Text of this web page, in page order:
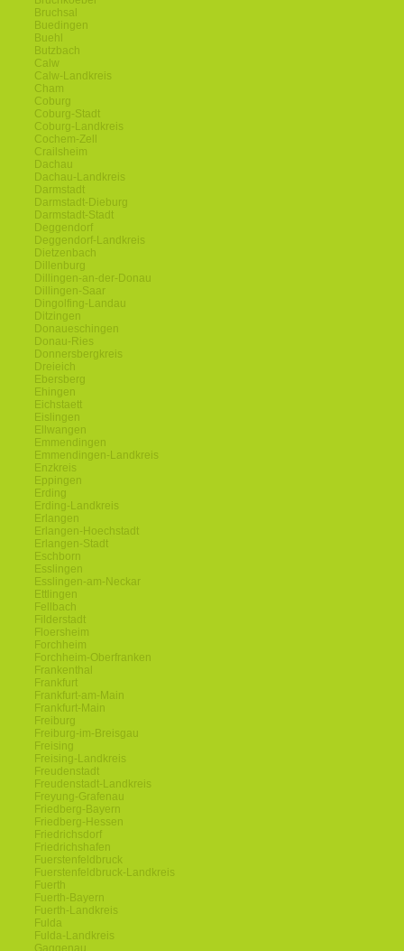
Bruchsal
Buedingen
Buehl
Butzbach
Calw
Calw-Landkreis
Cham
Coburg
Coburg-Stadt
Coburg-Landkreis
Cochem-Zell
Crailsheim
Dachau
Dachau-Landkreis
Darmstadt
Darmstadt-Dieburg
Darmstadt-Stadt
Deggendorf
Deggendorf-Landkreis
Dietzenbach
Dillenburg
Dillingen-an-der-Donau
Dillingen-Saar
Dingolfing-Landau
Ditzingen
Donaueschingen
Donau-Ries
Donnersbergkreis
Dreieich
Ebersberg
Ehingen
Eichstaett
Eislingen
Ellwangen
Emmendingen
Emmendingen-Landkreis
Enzkreis
Eppingen
Erding
Erding-Landkreis
Erlangen
Erlangen-Hoechstadt
Erlangen-Stadt
Eschborn
Esslingen
Esslingen-am-Neckar
Ettlingen
Fellbach
Filderstadt
Floersheim
Forchheim
Forchheim-Oberfranken
Frankenthal
Frankfurt
Frankfurt-am-Main
Frankfurt-Main
Freiburg
Freiburg-im-Breisgau
Freising
Freising-Landkreis
Freudenstadt
Freudenstadt-Landkreis
Freyung-Grafenau
Friedberg-Bayern
Friedberg-Hessen
Friedrichsdorf
Friedrichshafen
Fuerstenfeldbruck
Fuerstenfeldbruck-Landkreis
Fuerth
Fuerth-Bayern
Fuerth-Landkreis
Fulda
Fulda-Landkreis
Gaggenau